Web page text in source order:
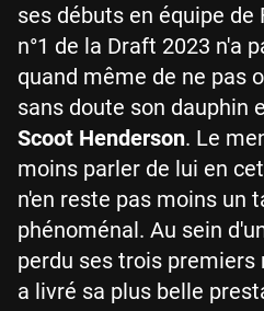
ses débuts en équipe de
n°1 de la Draft 2023 n'a
quand même de ne pas
sans doute son dauphin
Scoot Henderson. Le
moins parler de lui en
n'en reste pas moins un
phénoménal. Au sein
perdu ses trois premiers
a livré sa plus belle